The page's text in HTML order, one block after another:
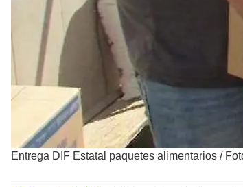
Entrega DIF Estatal paquetes alimentarios /